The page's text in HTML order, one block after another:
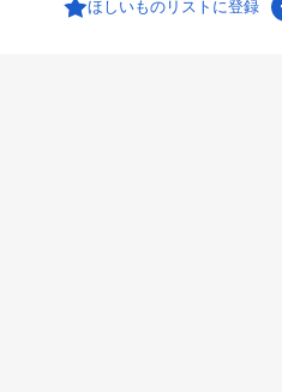
ほしいものリストに登録